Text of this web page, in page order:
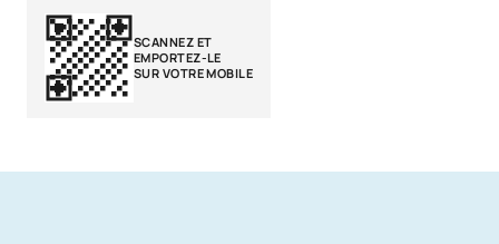
SCANNEZ ET
EMPORTEZ-LE
SUR VOTRE MOBILE